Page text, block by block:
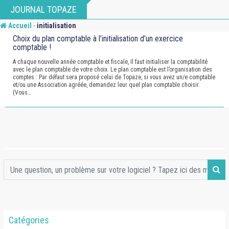
to
content
JOURNAL TOPAZE
Accueil - initialisation
Choix du plan comptable à l’initialisation d’un exercice
comptable !
A chaque nouvelle année comptable et fiscale, Il faut initialiser la comptabilité
avec le plan comptable de votre choix. Le plan comptable est l’organisation des
comptes : Par défaut sera proposé celui de Topaze, si vous avez un/e comptable
et/ou une Association agréée, demandez leur quel plan comptable choisir.
(Vous…
Catégories